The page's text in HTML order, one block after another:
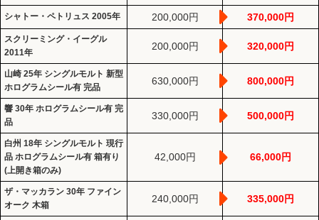
シャトー・ペトリュス 2005年 200,000円 370,000円
スクリーミング・イーグル
2011年
200,000円 320,000円
山崎 25年 シングルモルト 新型
ホログラムシール有 完品
630,000円 800,000円
響 30年 ホログラムシール有 完
品
330,000円 500,000円
白州 18年 シングルモルト 現行
品 ホログラムシール有 箱有り
(上開き箱のみ)
42,000円 66,000円
ザ・マッカラン 30年 ファイン
オーク 木箱
240,000円 335,000円